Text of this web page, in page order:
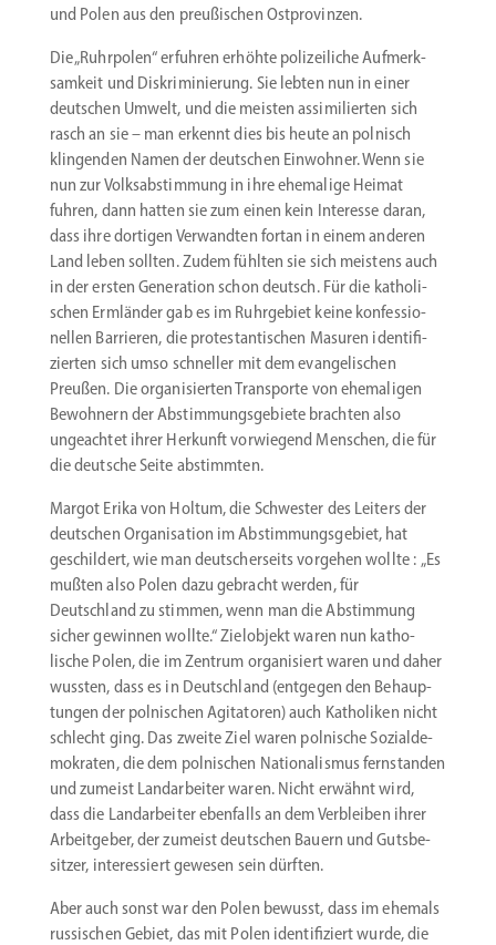
und Polen aus den preußi­schen Ostprovinzen.
Die „Ruhrpolen“ erfuhren erhöhte polizei­liche Aufmerk­
samkeit und Diskri­mi­nierung. Sie lebten nun in einer
deutschen Umwelt, und die meisten assimi­lierten sich
rasch an sie – man erkennt dies bis heute an polnisch
klingenden Namen der deutschen Einwohner. Wenn sie
nun zur Volks­ab­stimmung in ihre ehemalige Heimat
fuhren, dann hatten sie zum einen kein Interesse daran,
dass ihre dortigen Verwandten fortan in einem anderen
Land leben sollten. Zudem fühlten sie sich meistens auch
in der ersten Generation schon deutsch. Für die katho­li­
schen Ermländer gab es im Ruhrgebiet keine konfes­sio­
nellen Barrieren, die protes­tan­ti­schen Masuren identi­fi­
zierten sich umso schneller mit dem evange­li­schen
Preußen. Die organi­sierten Trans­porte von ehema­ligen
Bewohnern der Abstim­mungs­ge­biete brachten also
ungeachtet ihrer Herkunft vorwiegend Menschen, die für
die deutsche Seite abstimmten.
Margot Erika von Holtum, die Schwester des Leiters der
deutschen Organi­sation im Abstim­mungs­gebiet, hat
geschildert, wie man deutscher­seits vorgehen wollte : „Es
mußten also Polen dazu gebracht werden, für
Deutschland zu stimmen, wenn man die Abstimmung
sicher gewinnen wollte.“ Zielobjekt waren nun katho­
lische Polen, die im Zentrum organi­siert waren und daher
wussten, dass es in Deutschland (entgegen den Behaup­
tungen der polni­schen Agita­toren) auch Katho­liken nicht
schlecht ging. Das zweite Ziel waren polnische Sozial­de­
mo­kraten, die dem polni­schen Natio­na­lismus fernstanden
und zumeist Landar­beiter waren. Nicht erwähnt wird,
dass die Landar­beiter ebenfalls an dem Verbleiben ihrer
Arbeit­geber, der zumeist deutschen Bauern und Gutsbe­
sitzer, inter­es­siert gewesen sein dürften.
Aber auch sonst war den Polen bewusst, dass im ehemals
russi­schen Gebiet, das mit Polen identi­fi­ziert wurde, die